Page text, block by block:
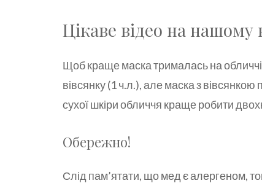
Цікаве відео на нашому
Щоб краще маска трималась на
вівсянку (1 ч.л.), але маска з вівсянкою
сухої шкіри обличчя краще робити
Обережно!
Слід пам’ятати, що мед є алергеном,